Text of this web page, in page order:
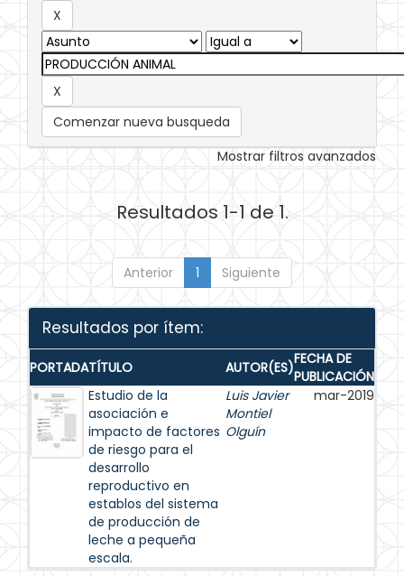
Comenzar nueva busqueda
Mostrar filtros avanzados
Resultados 1-1 de 1.
Anterior 1 Siguiente
Resultados por ítem:
PORTADATÍTULO AUTOR(ES)FECHA DE
PUBLICACIÓN
Estudio de la
asociación e
impacto de factores
de riesgo para el
desarrollo
reproductivo en
establos del sistema
de producción de
leche a pequeña
escala.
Luis Javier
Montiel
Olguín
mar-2019